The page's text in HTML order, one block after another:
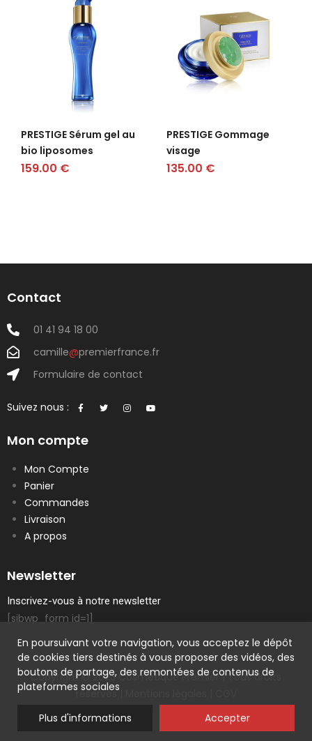
PRESTIGE Sérum gel au
bio liposomes
159.00 €
PRESTIGE Gommage
visage
135.00 €
Contact
01 41 94 18 00
camille@premierfrance.fr
Formulaire de contact
Suivez nous :
Mon compte
Mon Compte
Panier
Commandes
Livraison
A propos
Newsletter
Inscrivez-vous à notre newsletter
[sibwp_form id=1]
Copyright © 2023 Cosmetique Premier | Tous droits
réservés |
En poursuivant votre navigation, vous acceptez le dépôt
de cookies tiers destinés à vous proposer des vidéos, des
boutons de partage, des remontées de contenus de
plateformes sociales
Plus d'informations Accepter